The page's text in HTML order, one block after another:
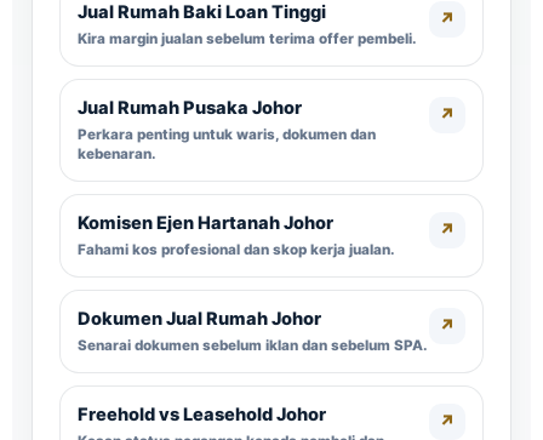
Jual Rumah Baki Loan Tinggi
Kira margin jualan sebelum terima offer pembeli.
↗
Jual Rumah Pusaka Johor
Perkara penting untuk waris, dokumen dan
kebenaran.
↗
Komisen Ejen Hartanah Johor
Fahami kos profesional dan skop kerja jualan.
↗
Dokumen Jual Rumah Johor
Senarai dokumen sebelum iklan dan sebelum SPA.
↗
Freehold vs Leasehold Johor ↗